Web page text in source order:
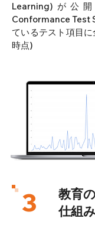
Learning)が公
Conformance Test
ているテスト項目
時点)
3
教育
仕組